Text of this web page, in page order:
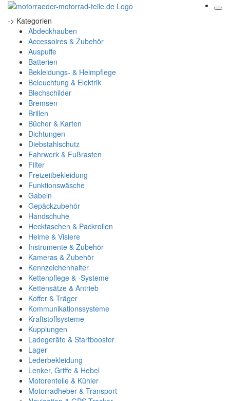
-> Kategorien
Abdeckhauben
Accessoires & Zubehör
Auspuffe
Batterien
Bekleidungs- & Helmpflege
Beleuchtung & Elektrik
Blechschilder
Bremsen
Brillen
Bücher & Karten
Dichtungen
Diebstahlschutz
Fahrwerk & Fußrasten
Filter
Freizeitbekleidung
Funktionswäsche
Gabeln
Gepäckzubehör
Handschuhe
Hecktaschen & Packrollen
Helme & Visiere
Instrumente & Zubehör
Kameras & Zubehör
Kennzeichenhalter
Kettenpflege & -Systeme
Kettensätze & Antrieb
Koffer & Träger
Kommunikationssysteme
Kraftstoffsysteme
Kupplungen
Ladegeräte & Startbooster
Lager
Lederbekleidung
Lenker, Griffe & Hebel
Motorenteile & Kühler
Motorradheber & Transport